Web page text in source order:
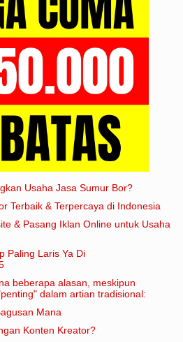
Usaha Jasa Sumur Bor?
Terbaik & Terpercaya di Indonesia
& Pasang Iklan Online untuk Usaha
Paling Laris Ya Di
beberapa alasan, meskipun
dalam artian tradisional:
Mana
Konten Kreator?